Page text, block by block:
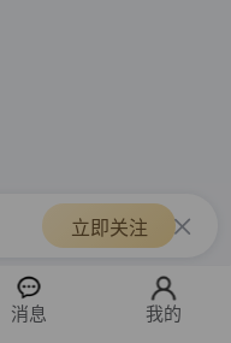
立即关注
消息 我的